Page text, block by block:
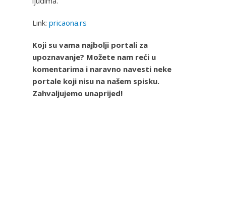
Link: pricaona.rs
Koji su vama najbolji portali za
upoznavanje? Možete nam reći u
komentarima i naravno navesti neke
portale koji nisu na našem spisku.
Zahvaljujemo unaprijed!